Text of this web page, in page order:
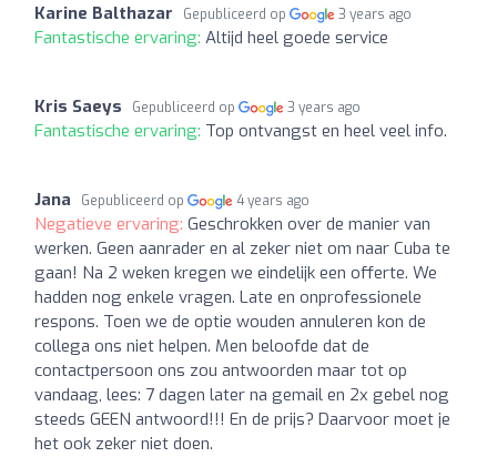
Karine Balthazar Gepubliceerd op 3 years ago
Fantastische ervaring: Altijd heel goede service
Kris Saeys Gepubliceerd op 3 years ago
Fantastische ervaring: Top ontvangst en heel veel info.
Jana Gepubliceerd op 4 years ago
Negatieve ervaring: Geschrokken over de manier van
werken. Geen aanrader en al zeker niet om naar Cuba te
gaan! Na 2 weken kregen we eindelijk een offerte. We
hadden nog enkele vragen. Late en onprofessionele
respons. Toen we de optie wouden annuleren kon de
collega ons niet helpen. Men beloofde dat de
contactpersoon ons zou antwoorden maar tot op
vandaag, lees: 7 dagen later na gemail en 2x gebel nog
steeds GEEN antwoord!!! En de prijs? Daarvoor moet je
het ook zeker niet doen.